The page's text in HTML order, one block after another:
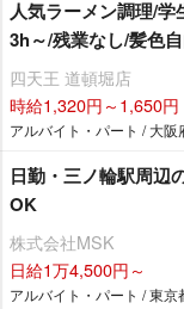
人気ラーメン調理/
3h～/残業なし/髪色
四天王 道頓堀店
時給1,320円～1,650円
アルバイト・パート / 大阪
日勤・三ノ輪駅周辺
OK
株式会社MSK
日給1万4,500円～
アルバイト・パート / 東京